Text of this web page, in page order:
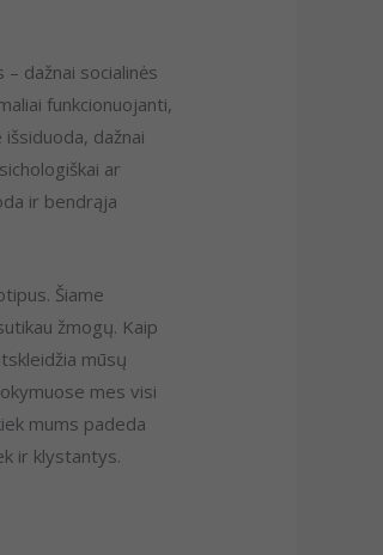
dažnai socialinės
funkcionuojanti,
dažnai
ar
ir bendrąja
Šiame
žmogų. Kaip
mūsų
mes visi
mums padeda
ir klystantys.